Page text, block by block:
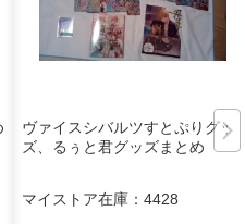
ヴァイスシバルツすとぷりグッ
ズ、るぅと君グッズまとめ
マイストア在庫： 4428